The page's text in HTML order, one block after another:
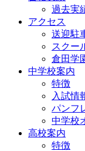
過去実
アクセス
送迎駐
スクー
倉田学
中学校案内
特徴
入試情
パンフ
中学校
高校案内
特徴